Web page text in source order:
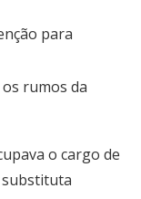
para
rumos da
o cargo de